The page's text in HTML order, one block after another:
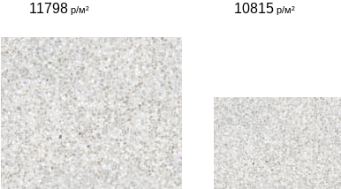
11798р/м² 10815 р/м²